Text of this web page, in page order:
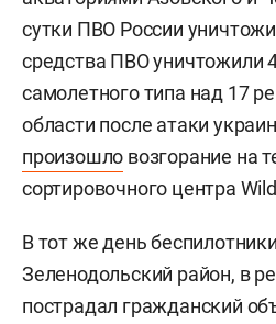
сутки ПВО России
средства ПВО уничтожили
самолетного типа над 17
области после атаки
произошло возгорание на
сортировочного центра
В тот же день беспилотники
Зеленодольский район, в
пострадал гражданский